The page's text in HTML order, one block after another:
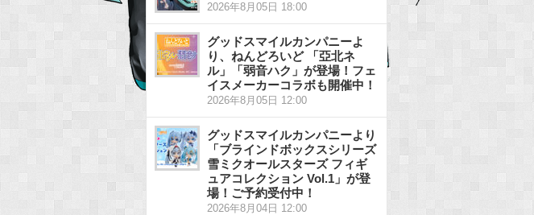
2026年8月05日 18:00
グッドスマイルカンパニーよ
り、ねんどろいど 「亞北ネ
ル」「弱音ハク」が登場！フェ
イスメーカーコラボも開催中！
2026年8月05日 12:00
グッドスマイルカンパニーより
「ブラインドボックスシリーズ
雪ミクオールスターズ フィギ
ュアコレクション Vol.1」が登
場！ご予約受付中！
2026年8月04日 12:00